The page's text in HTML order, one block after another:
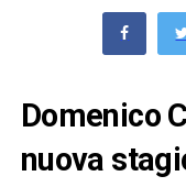
Domenico
nuova